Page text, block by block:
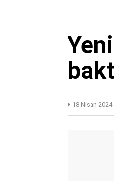
18 Nisan 2024